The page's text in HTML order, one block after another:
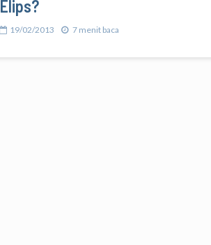
Elips?
19/02/2013 7 menit baca